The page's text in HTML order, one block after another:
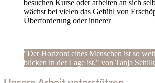
besuchen Kurse oder arbeiten an sich
wächst bei vielen das Gefühl von
Überforderung oder innerer
"Der Horizont eines Menschen ist so
blicken in der Lage ist." von Tanja